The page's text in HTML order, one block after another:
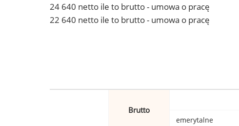
24 640 netto ile to brutto - umowa o pracę
22 640 netto ile to brutto - umowa o pracę
Brutto
emerytalne